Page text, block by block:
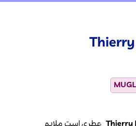
عطر ادکلن تیری موگلر وومنیتی پور اله | Thierry
عطری است ملایم